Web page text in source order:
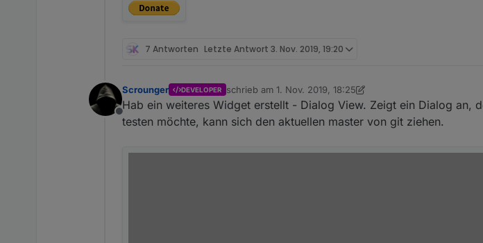
7 Antworten Letzte Antwort 3. Nov. 2019, 19:20
Offline
Scrounger DEVELOPER schrieb am 1. Nov. 2019, 18:25
zuletzt editiert von Scrounger11. Jan. 2019, 19:27
Hab ein weiteres Widget erstellt - Dialog View. Zeigt ein Dialog an,
testen möchte, kann sich den aktuellen master von git ziehen.